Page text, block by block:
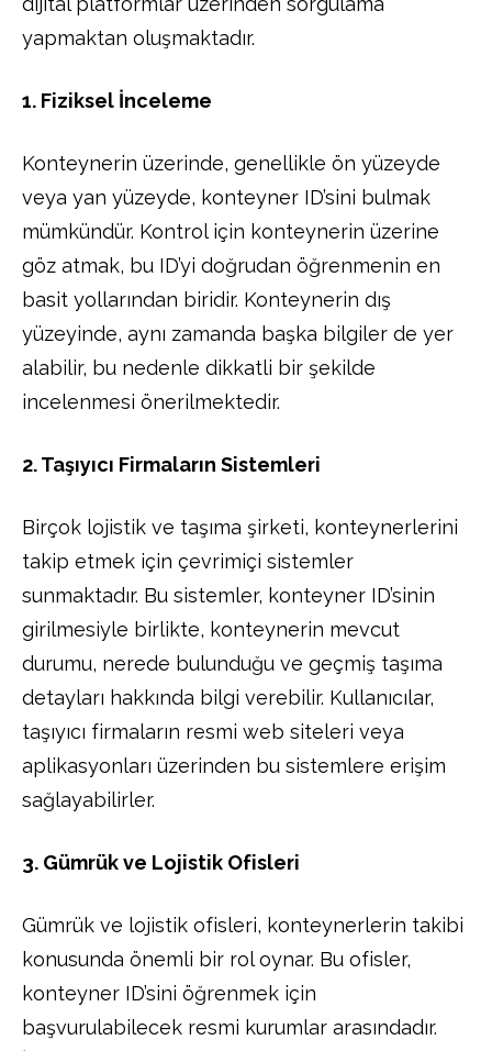
yapmaktan oluşmaktadır.
1. Fiziksel İnceleme
Konteynerin üzerinde, genellikle ön yüzeyde
veya yan yüzeyde, konteyner ID’sini bulmak
mümkündür. Kontrol için konteynerin üzerine
göz atmak, bu ID’yi doğrudan öğrenmenin en
basit yollarından biridir. Konteynerin dış
yüzeyinde, aynı zamanda başka bilgiler de yer
alabilir, bu nedenle dikkatli bir şekilde
incelenmesi önerilmektedir.
2. Taşıyıcı Firmaların Sistemleri
Birçok lojistik ve taşıma şirketi, konteynerlerini
takip etmek için çevrimiçi sistemler
sunmaktadır. Bu sistemler, konteyner ID’sinin
girilmesiyle birlikte, konteynerin mevcut
durumu, nerede bulunduğu ve geçmiş taşıma
detayları hakkında bilgi verebilir. Kullanıcılar,
taşıyıcı firmaların resmi web siteleri veya
aplikasyonları üzerinden bu sistemlere erişim
sağlayabilirler.
3. Gümrük ve Lojistik Ofisleri
Gümrük ve lojistik ofisleri, konteynerlerin takibi
konusunda önemli bir rol oynar. Bu ofisler,
konteyner ID’sini öğrenmek için
başvurulabilecek resmi kurumlar arasındadır.